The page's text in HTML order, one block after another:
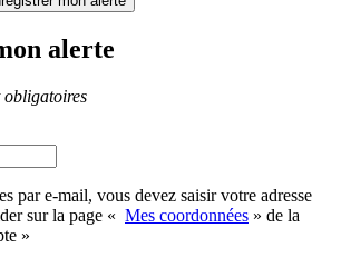
alerte
obligatoires
par e-mail, vous devez saisir votre adresse
sur la page « Mes coordonnées » de la
»